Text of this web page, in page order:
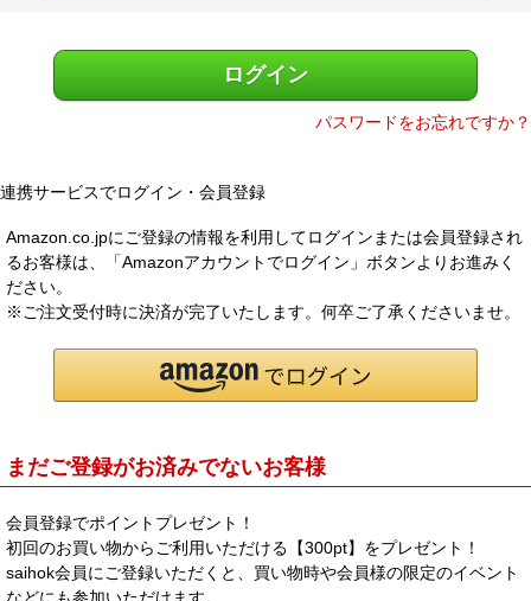
ログイン
パスワードをお忘れですか？
連携サービスでログイン・会員登録
Amazon.co.jpにご登録の情報を利用してログインまたは会員登録され
るお客様は、「Amazonアカウントでログイン」ボタンよりお進みく
ださい。
※ご注文受付時に決済が完了いたします。何卒ご了承くださいませ。
まだご登録がお済みでないお客様
会員登録でポイントプレゼント！
初回のお買い物からご利用いただける【300pt】をプレゼント！
saihok会員にご登録いただくと、買い物時や会員様の限定のイベント